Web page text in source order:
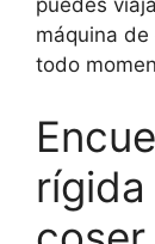
puedes
máquina
todo